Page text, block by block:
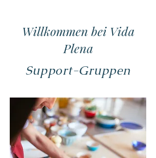
Willkommen bei Vida
Plena
Support-Gruppen